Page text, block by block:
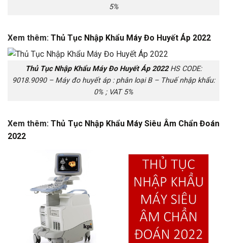
5%
Xem thêm: Thủ Tục Nhập Khẩu Máy Đo Huyết Áp 2022
Thủ Tục Nhập Khẩu Máy Đo Huyết Áp 2022HS CODE:
9018.9090 – Máy đo huyết áp : phân loại B – Thuế nhập khẩu:
0% ; VAT 5%
Xem thêm: Thủ Tục Nhập Khẩu Máy Siêu Âm Chẩn Đoán
2022